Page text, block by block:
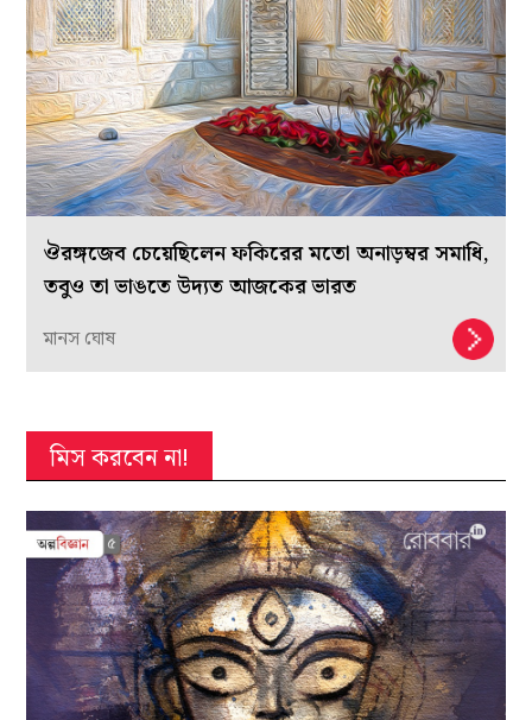
ঔরঙ্গজেব চেয়েছিলেন ফকিরের মতো অনাড়ম্বর সমাধি,
তবুও তা ভাঙতে উদ্যত আজকের ভারত
মানস ঘোষ
মিস করবেন না!